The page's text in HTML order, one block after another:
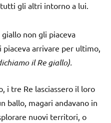
gli altri intorno a lui.
giallo non gli piaceva
arrivare per ultimo,
il Re giallo).
i tre Re lasciassero il loro
ballo, magari andavano in
nuovi territori, o